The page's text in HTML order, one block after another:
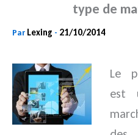
type de
Par Lexing - 21/10/2014
Le
est